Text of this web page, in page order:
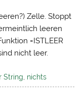
Zelle. Stoppt
leeren
=ISTLEER
nicht leer.
String nichts